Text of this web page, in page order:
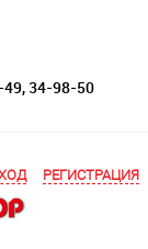
РЕГИСТРАЦИЯ
34-98-50